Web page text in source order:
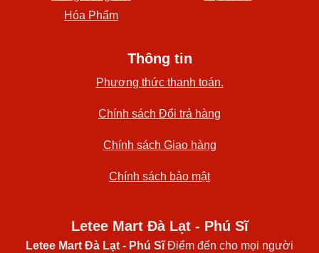
Hóa Phẩm
Thông tin
Phương thức thanh toán.
Chính sách Đổi trả hàng
Chính sách Giao hàng
Chính sách bảo mật
Letee Mart Đà Lạt - Phú Sĩ
Letee Mart Đà Lạt - Phú SĩĐiểm đến cho mọi người